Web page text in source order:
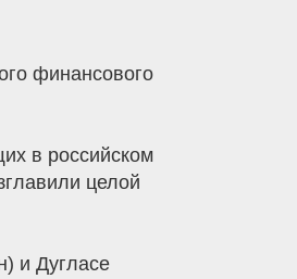
финансового
в российском
целой
и Дугласе